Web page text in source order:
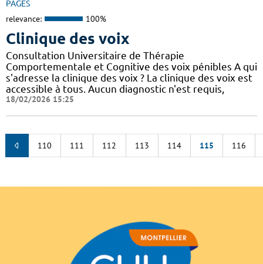
PAGES
relevance: 100%
Clinique des voix
Consultation Universitaire de Thérapie
Comportementale et Cognitive des voix pénibles A qui
s'adresse la clinique des voix ? La clinique des voix est
accessible à tous. Aucun diagnostic n'est requis,
18/02/2026 15:25
110 111 112 113 114 115 116